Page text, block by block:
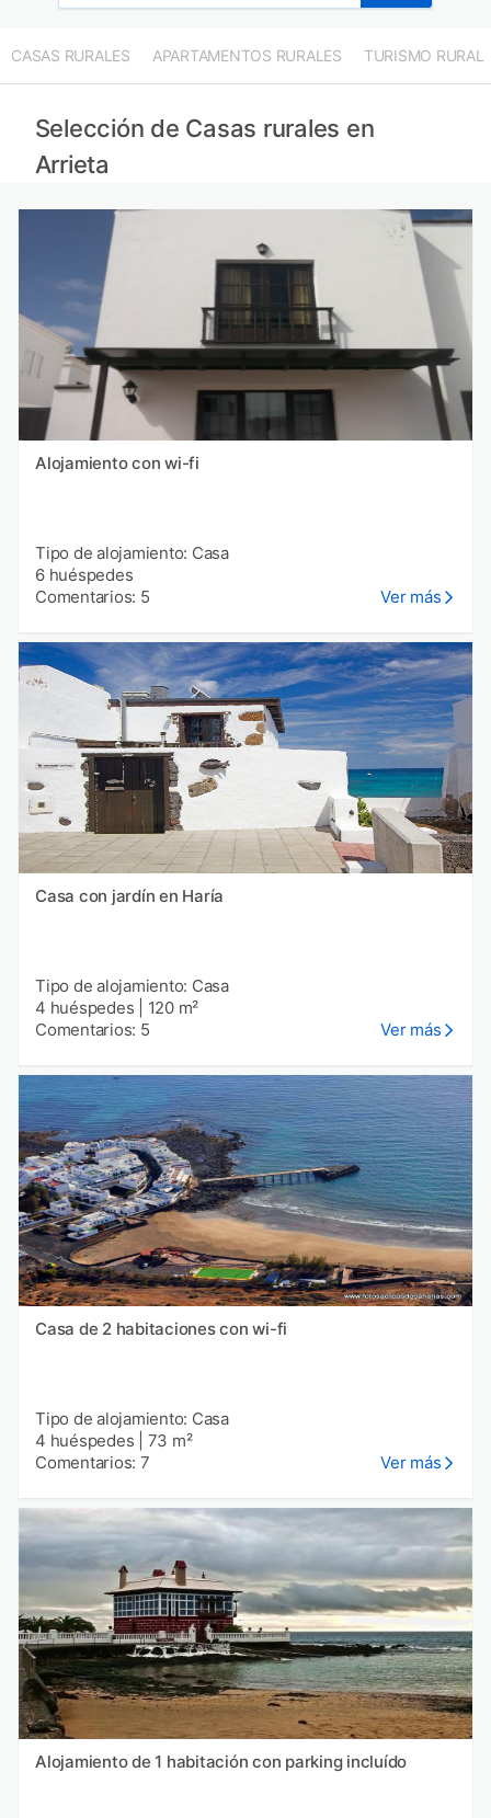
CASAS RURALES APARTAMENTOS RURALES TURISMO RURAL
Selección de Casas rurales en
Arrieta
Alojamiento con wi-fi
Tipo de alojamiento: Casa
6 huéspedes
Comentarios: 5
Ver más
Casa con jardín en Haría
Tipo de alojamiento: Casa
4 huéspedes
120 m²
Comentarios: 5
Ver más
Casa de 2 habitaciones con wi-fi
Tipo de alojamiento: Casa
4 huéspedes
73 m²
Comentarios: 7
Ver más
Alojamiento de 1 habitación con parking incluído